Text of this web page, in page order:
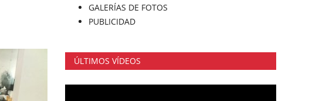
GALERÍAS DE FOTOS
PUBLICIDAD
ÚLTIMOS VÍDEOS